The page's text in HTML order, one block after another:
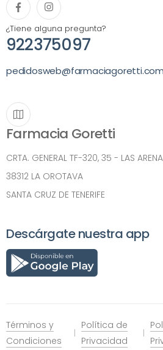
¿Tiene alguna pregunta?
922375097
pedidosweb@farmaciagoretti.com
Farmacia Goretti
CRTA. GENERAL TF-320, 35 - LAS
38312 LA OROTAVA
SANTA CRUZ DE TENERIFE
Descárgate nuestra app
Términos y
Condiciones
Política de
Privacidad